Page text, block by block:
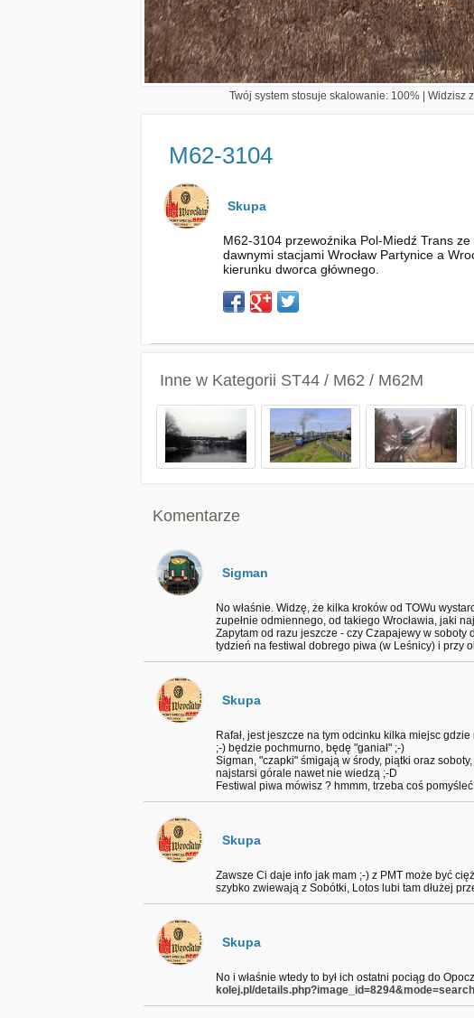
Twój system stosuje skalowanie: 100% |
M62-3104
Skupa
M62-3104 przewoźnika Pol-Miedź Trans
dawnymi stacjami Wrocław Partynice a
kierunku dworca głównego.
Inne w Kategorii ST44 / M62 / M62M
Komentarze
Sigman
No właśnie. Widzę, że kilka kroków od TOWu
zupełnie odmiennego, od takiego Wrocławia, jaki
Zapytam od razu jeszcze - czy Czapajewy w
tydzień na festiwal dobrego piwa (w Leśnicy) i przy
Skupa
Rafał, jest jeszcze na tym odcinku kilka miejsc
;-) będzie pochmurno, będę "ganiał" ;-)
Sigman, "czapki" śmigają w środy, piątki oraz
najstarsi górale nawet nie wiedzą ;-D
Festiwal piwa mówisz ? hmmm, trzeba coś
Skupa
Zawsze Ci daje info jak mam ;-) z PMT może być
szybko zwiewają z Sobótki, Lotos lubi tam dłużej
Skupa
No i właśnie wtedy to był ich ostatni pociąg do
kolej.pl/details.php?image_id=8294&mode=search